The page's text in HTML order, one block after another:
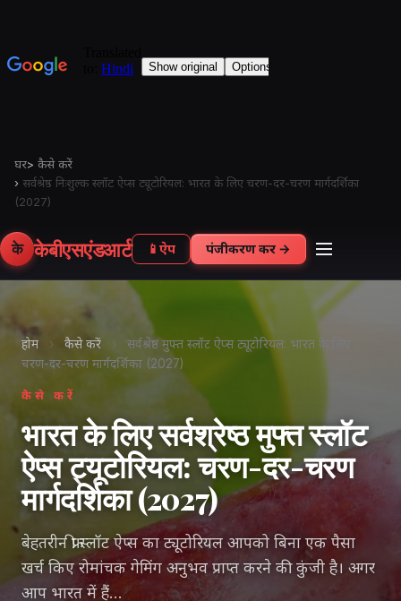
घर> कैसे करें
› सर्वश्रेष्ठ निःशुल्क स्लॉट ऐप्स ट्यूटोरियल: भारत के लिए चरण-दर-चरण मार्गदर्शिका
(2027)
के केबीएसएंडआर्ट 📱 ऐप पंजीकरण करें →
होम › कैसे करें ›
सर्वश्रेष्ठ मुफ्त स्लॉट ऐप्स ट्यूटोरियल: भारत के लिए
चरण-दर-चरण मार्गदर्शिका (2027)
कैसे करें
भारत के लिए सर्वश्रेष्ठ मुफ्त स्लॉट
ऐप्स ट्यूटोरियल: चरण-दर-चरण
मार्गदर्शिका (2027)
बेहतरीन फ्री स्लॉट ऐप्स का ट्यूटोरियल आपको बिना एक पैसा
खर्च किए रोमांचक गेमिंग अनुभव प्राप्त करने की कुंजी है। अगर
आप भारत में हैं...